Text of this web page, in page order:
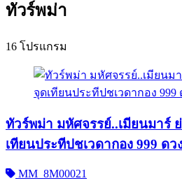
ทัวร์พม่า
16 โปรแกรม
ทัวร์พม่า มหัศจรรย์..เมียนมาร์
เทียนประทีปชเวดากอง 999 ด
MM_8M00021